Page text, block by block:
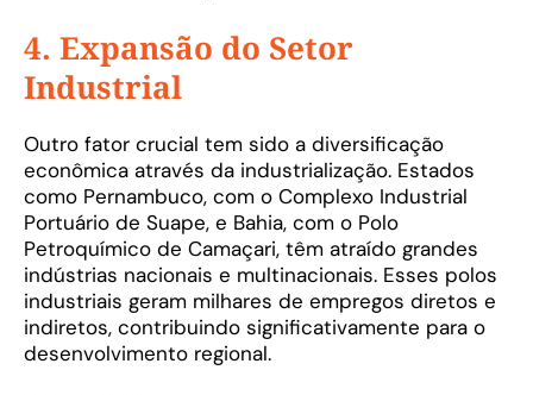
4. Expansão do Setor
Industrial
Outro fator crucial tem sido a diversificação
econômica através da industrialização. Estados
como Pernambuco, com o Complexo Industrial
Portuário de Suape, e Bahia, com o Polo
Petroquímico de Camaçari, têm atraído grandes
indústrias nacionais e multinacionais. Esses polos
industriais geram milhares de empregos diretos e
indiretos, contribuindo significativamente para o
desenvolvimento regional.